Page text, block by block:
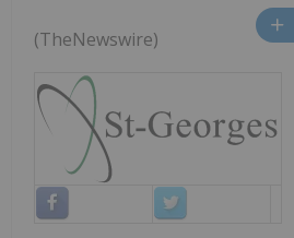
(TheNewswire)